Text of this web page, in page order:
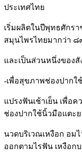
ประเทศไทย
เริ่มผลิตในปีพุทธศักร
สมุนไพรไทยมากว่า ๘
และเป็นส่วนหนึ่งของ
-เพื่อสุขภาพช่องปากใ
แปรงฟันเช้าเย็น เพื่อ
ช่องปากใช้นิ้วมือแตะ
นวดบริเวณเหงือก อม
ออกตามไรฟัน เหงือก